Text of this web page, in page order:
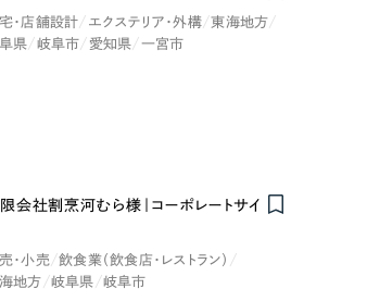
人
・店舗設計 エクステリア・外構
東海地方
県
岐阜市 愛知県 一宮市
会社割烹河むら様｜コーポレートサイ
・小売
飲食業（飲食店・レストラン）
地方
岐阜県 岐阜市